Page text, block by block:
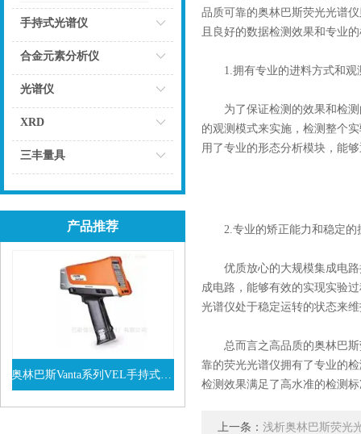
手持式光谱仪
合金元素分析仪
光谱仪
XRD
三丰量具
产品推荐
奥林巴斯Vanta系列VEL手持式XRF光谱仪
查看详情
品质可靠的奥林巴斯荧光光谱
且良好的数据检测效果和专业
1.拥有专业的进料方式和观
为了保证检测的效果和检测
的观测模式来实施，检测整个
用了专业的形态分析模块，能
2.专业的矫正能力和稳定的
优质放心的大规模集成电路
成电路，能够有效的实现实验
光谱仪处于稳定运转的状态来
总而言之高品质的奥林巴斯
靠的荧光光谱仪拥有了专业的
检测效果满足了高水准的检测
上一条： 浅析奥林巴斯荧光